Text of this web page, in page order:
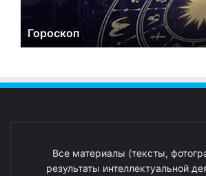
Гороскоп
Все материалы (тексты,
результаты интеллектуальной